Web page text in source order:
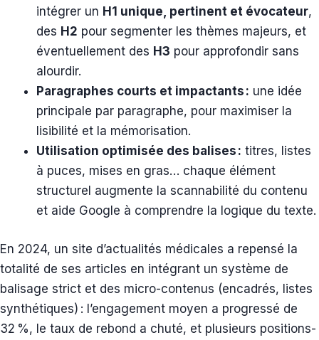
intégrer un H1 unique, pertinent et évocateur,
des H2 pour segmenter les thèmes majeurs, et
éventuellement des H3 pour approfondir sans
alourdir.
Paragraphes courts et impactants : une idée
principale par paragraphe, pour maximiser la
lisibilité et la mémorisation.
Utilisation optimisée des balises : titres, listes
à puces, mises en gras… chaque élément
structurel augmente la scannabilité du contenu
et aide Google à comprendre la logique du texte.
En 2024, un site d’actualités médicales a repensé la
totalité de ses articles en intégrant un système de
balisage strict et des micro-contenus (encadrés, listes
synthétiques) : l’engagement moyen a progressé de
32 %, le taux de rebond a chuté, et plusieurs positions-